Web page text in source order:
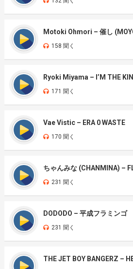
Motoki Ohmori – 催し
158 聞く
Ryoki Miyama – I’M THE
171 聞く
Vae Vistic – ERA 0 WASTE
170 聞く
ちゃんみな (CHANMINA) –
231 聞く
DODODO – 平成フラミンゴ
231 聞く
THE JET BOY BANGERZ –